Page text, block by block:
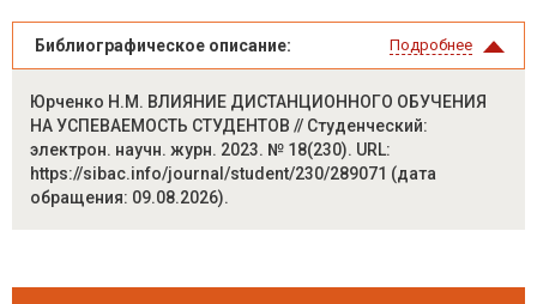
Библиографическое описание: Подробнее
Юрченко Н.М. ВЛИЯНИЕ ДИСТАНЦИОННОГО ОБУЧЕНИЯ
НА УСПЕВАЕМОСТЬ СТУДЕНТОВ // Студенческий:
электрон. научн. журн. 2023. № 18(230). URL:
https://sibac.info/journal/student/230/289071 (дата
обращения: 09.08.2026).